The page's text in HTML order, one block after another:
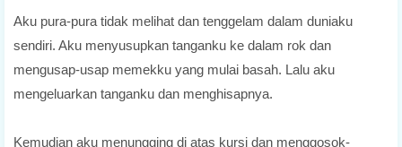
Aku pura-pura tidak melihat dan tenggelam dalam duniaku
sendiri. Aku menyusupkan tanganku ke dalam rok dan
mengusap-usap memekku yang mulai basah. Lalu aku
mengeluarkan tanganku dan menghisapnya.
Kemudian aku menungging di atas kursi dan menggosok-